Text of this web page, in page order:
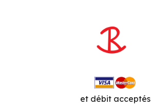
et débit acceptés